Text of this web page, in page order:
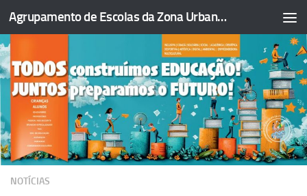
Skip to content Agrupamento de Escolas da Zona Urbana da Figueira da Foz
NOTÍCIAS